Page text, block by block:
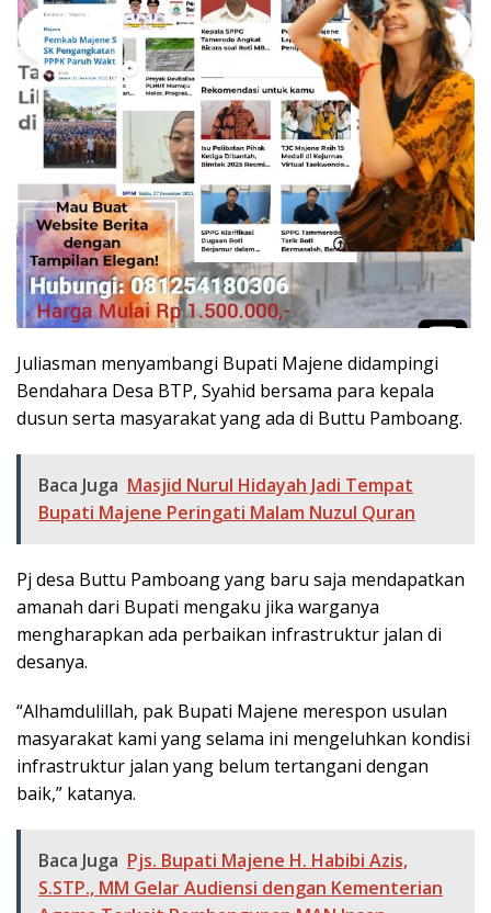
Juliasman menyambangi Bupati Majene didampingi
Bendahara Desa BTP, Syahid bersama para kepala
dusun serta masyarakat yang ada di Buttu Pamboang.
Baca Juga Masjid Nurul Hidayah Jadi Tempat
Bupati Majene Peringati Malam Nuzul Quran
Pj desa Buttu Pamboang yang baru saja mendapatkan
amanah dari Bupati mengaku jika warganya
mengharapkan ada perbaikan infrastruktur jalan di
desanya.
“Alhamdulillah, pak Bupati Majene merespon usulan
masyarakat kami yang selama ini mengeluhkan kondisi
infrastruktur jalan yang belum tertangani dengan
baik,” katanya.
Baca Juga Pjs. Bupati Majene H. Habibi Azis,
S.STP., MM Gelar Audiensi dengan Kementerian